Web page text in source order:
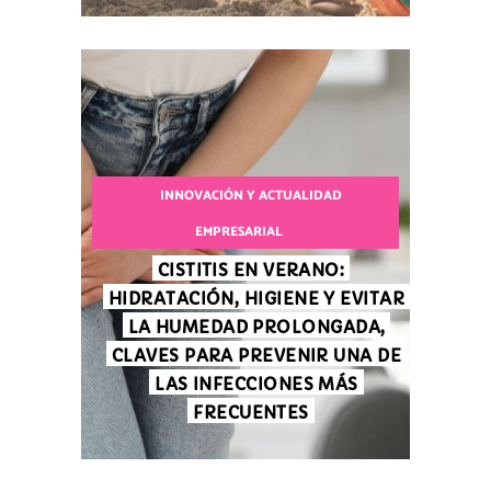
INNOVACIÓN Y ACTUALIDAD
EMPRESARIAL
CISTITIS EN VERANO:
HIDRATACIÓN, HIGIENE Y EVITAR
LA HUMEDAD PROLONGADA,
CLAVES PARA PREVENIR UNA DE
LAS INFECCIONES MÁS
FRECUENTES